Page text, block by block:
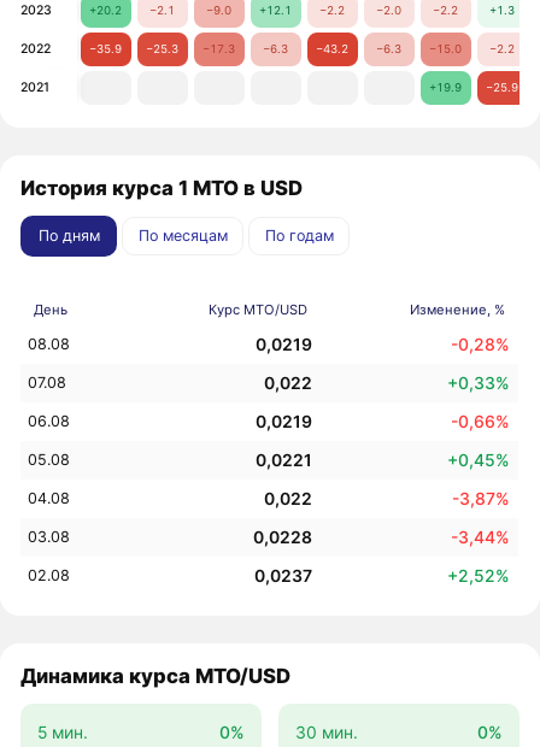
2023 +20.2 −2.1 −9.0 +12.1 −2.2 −2.0 −2.2 +1.3
2022 −35.9 −25.3 −17.3 −6.3 −43.2 −6.3 −15.0 −2.2
2021 +19.9 −25.9
История курса 1 MTO в USD
По дням По месяцам По годам
День Курс MTO/USD Изменение, %
08.08 0,0219 -0,28%
07.08 0,022 +0,33%
06.08 0,0219 -0,66%
05.08 0,0221 +0,45%
04.08 0,022 -3,87%
03.08 0,0228 -3,44%
02.08 0,0237 +2,52%
Динамика курса MTO/USD
5 мин. 0% 30 мин. 0%